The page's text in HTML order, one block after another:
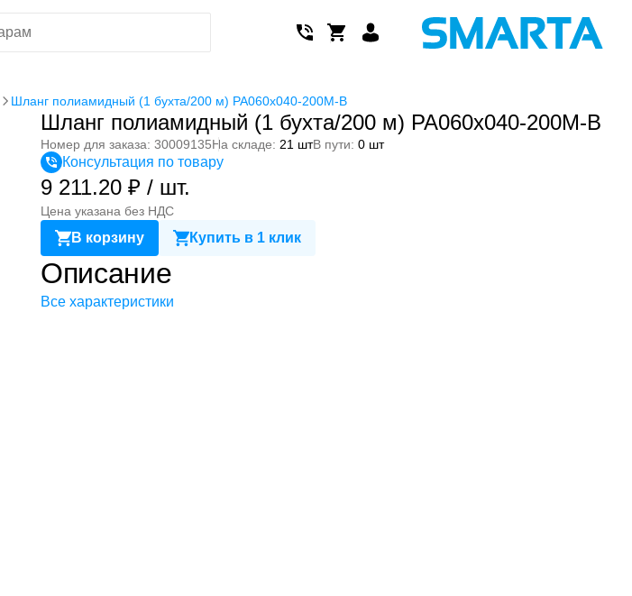
Шланг полиамидный (1 бухта/200 м) PA060x040-200M-B
Шланг полиамидный (1 бухта/200 м) PA060x040-200M-B
Номер для заказа: 30009135На складе: 21 штВ пути: 0 шт
Консультация по товару
9 211.20 ₽ / шт.
Цена указана без НДС
В корзину Купить в 1 клик
Описание
Все характеристики